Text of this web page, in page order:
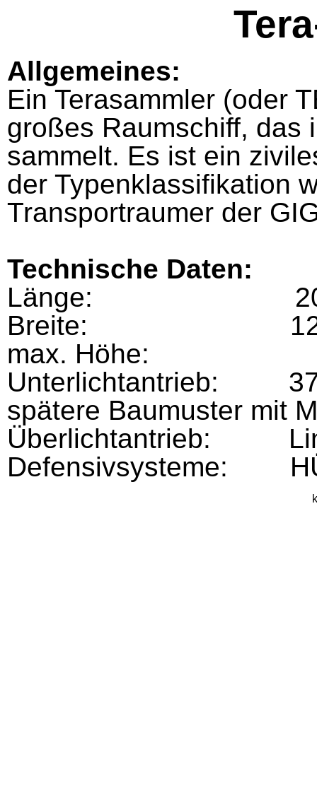
Allgemeines:
Ein Terasammler (oder
großes Raumschiff, das
sammelt. Es ist ein
der Typenklassifikation
Transportraumer der
Technische Daten:
Länge:
Breite:
max. Höhe:
Unterlichtantrieb: 37
spätere Baumuster mit
Überlichtantrieb:
Defensivsysteme: